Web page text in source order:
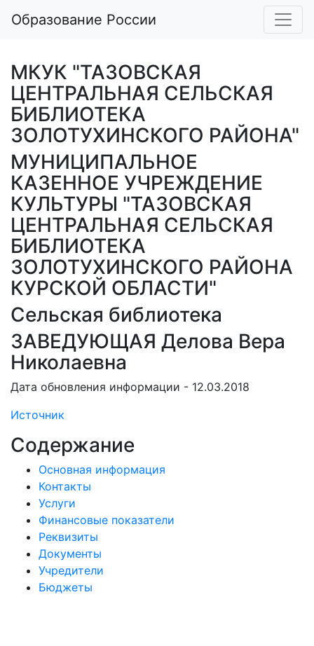
Образование России
МКУК "ТАЗОВСКАЯ
ЦЕНТРАЛЬНАЯ СЕЛЬСКАЯ
БИБЛИОТЕКА
ЗОЛОТУХИНСКОГО РАЙОНА"
МУНИЦИПАЛЬНОЕ
КАЗЕННОЕ УЧРЕЖДЕНИЕ
КУЛЬТУРЫ "ТАЗОВСКАЯ
ЦЕНТРАЛЬНАЯ СЕЛЬСКАЯ
БИБЛИОТЕКА
ЗОЛОТУХИНСКОГО РАЙОНА
КУРСКОЙ ОБЛАСТИ"
Сельская библиотека
ЗАВЕДУЮЩАЯ Делова Вера
Николаевна
Дата обновления информации - 12.03.2018
Источник
Содержание
Основная информация
Контакты
Услуги
Финансовые показатели
Реквизиты
Документы
Учредители
Бюджеты